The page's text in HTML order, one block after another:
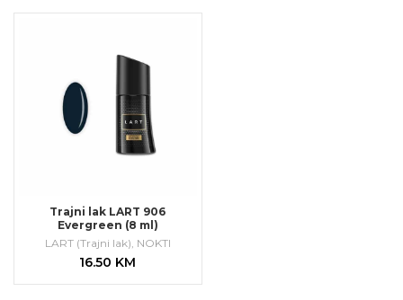
Trajni lak LART 906
Evergreen (8 ml)
LART (Trajni lak) NOKTI
16.50 KM